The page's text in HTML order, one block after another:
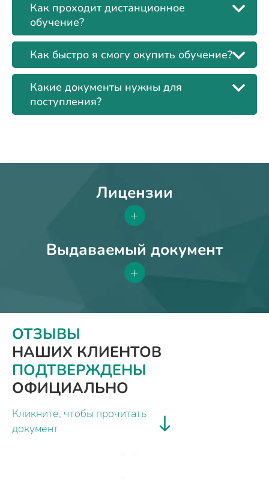
Как проходит дистанционное
обучение?
Как быстро я смогу окупить обучение?
Какие документы нужны для
поступления?
Лицензии
+
Выдаваемый документ
+
ОТЗЫВЫ
НАШИХ КЛИЕНТОВ
ПОДТВЕРЖДЕНЫ
ОФИЦИАЛЬНО
Кликните, чтобы прочитать
документ